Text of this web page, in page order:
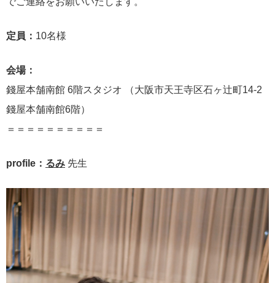
定員： 10名様
会場：
錢屋本舗南館 6階スタジオ （大阪市天王寺区石ヶ辻町14-2
錢屋本舗南館6階）
＝＝＝＝＝＝＝＝＝＝
profile： るみ 先生